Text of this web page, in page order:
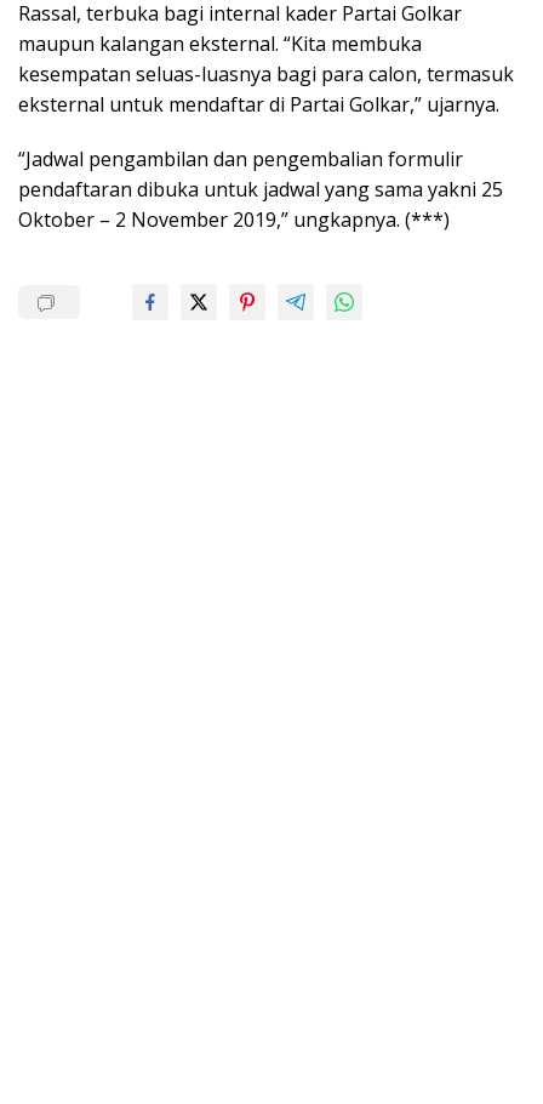
Rassal, terbuka bagi internal kader Partai Golkar
maupun kalangan eksternal. “Kita membuka
kesempatan seluas-luasnya bagi para calon, termasuk
eksternal untuk mendaftar di Partai Golkar,” ujarnya.
“Jadwal pengambilan dan pengembalian formulir
pendaftaran dibuka untuk jadwal yang sama yakni 25
Oktober – 2 November 2019,” ungkapnya. (***)